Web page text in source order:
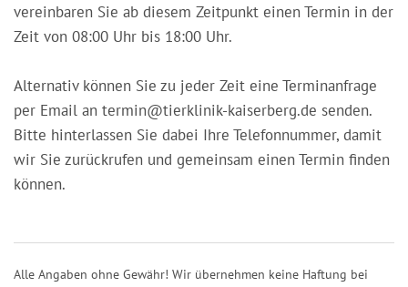
vereinbaren Sie ab diesem Zeitpunkt einen Termin in der
Zeit von 08:00 Uhr bis 18:00 Uhr.
Alternativ können Sie zu jeder Zeit eine Terminanfrage
per Email an termin@tierklinik-kaiserberg.de senden.
Bitte hinterlassen Sie dabei Ihre Telefonnummer, damit
wir Sie zurückrufen und gemeinsam einen Termin finden
können.
Alle Angaben ohne Gewähr! Wir übernehmen keine Haftung bei